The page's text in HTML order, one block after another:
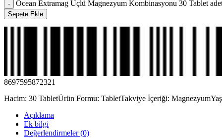
Ocean Extramag Üçlü Magnezyum Kombinasyonu 30 Tablet
Sepete Ekle
8697595872321
Hacim: 30 TabletÜrün Formu: TabletTakviye İçeriği: Magnezyum
Açıklama
Ek bilgi
Değerlendirmeler (0)